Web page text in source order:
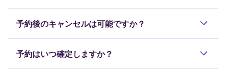
車にかかる迎車料金や予約手数料を別途お支払いいた
予約後のキャンセルは可能ですか？
料でキャンセルが可能です。それ以降のキャンセルは
予約はいつ確定しますか？